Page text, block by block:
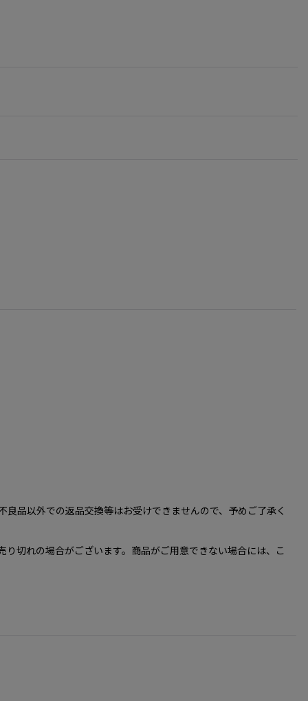
品以外での返品交換等はお受けできませんので、予めご了承く
切れの場合がございます。商品がご用意できない場合には、こ